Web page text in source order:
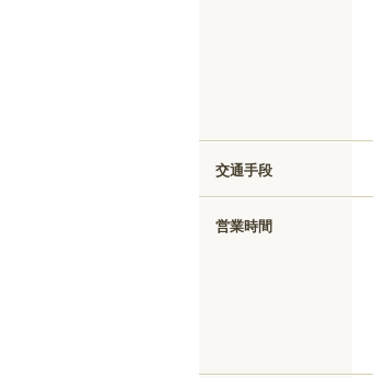
交通手段
営業時間